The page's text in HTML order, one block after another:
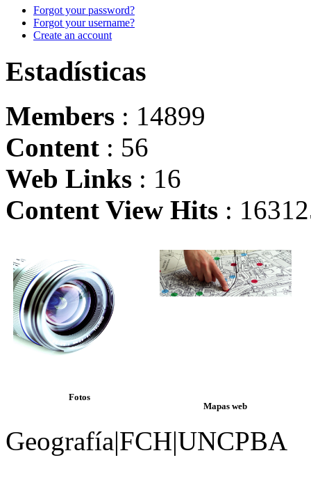
Forgot your password?
Forgot your username?
Create an account
Estadísticas
Members : 14899
Content : 56
Web Links : 16
Content View Hits :
Fotos
Mapas web
Geografía|FCH|UNCPBA